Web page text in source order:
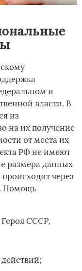
и
власти. В
из
на их получение
от места их
РФ не имеют
размера данных
через
Помощь
СССР,